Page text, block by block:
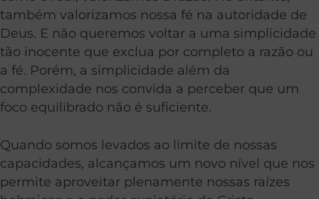
também valorizamos nossa fé na autoridade de
Deus. E não queremos voltar a uma simplicidade
tão inocente que exclua por completo a razão ou
a fé. Porém, a simplicidade além da
complexidade nos convida a perceber que um
foco equilibrado não é suficiente.
Quando somos levados ao limite de nossas
capacidades, alcançamos um novo nível que nos
permite aproveitar plenamente nossas raízes